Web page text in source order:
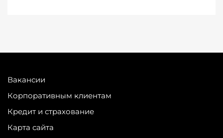
Вакансии
Корпоративным клиентам
Кредит и страхование
Карта сайта